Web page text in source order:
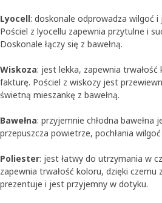
Lyocell: doskonale odprowadza wilgoć
Pościel z lyocellu zapewnia przytulne i
Doskonale łączy się z bawełną.
Wiskoza: jest lekka, zapewnia trwałość
fakturę. Pościel z wiskozy jest
świetną mieszankę z bawełną.
Bawełna: przyjemnie chłodna bawełna
przepuszcza powietrze, pochłania
Poliester: jest łatwy do utrzymania w
zapewnia trwałość koloru, dzięki czemu
prezentuje i jest przyjemny w dotyku.